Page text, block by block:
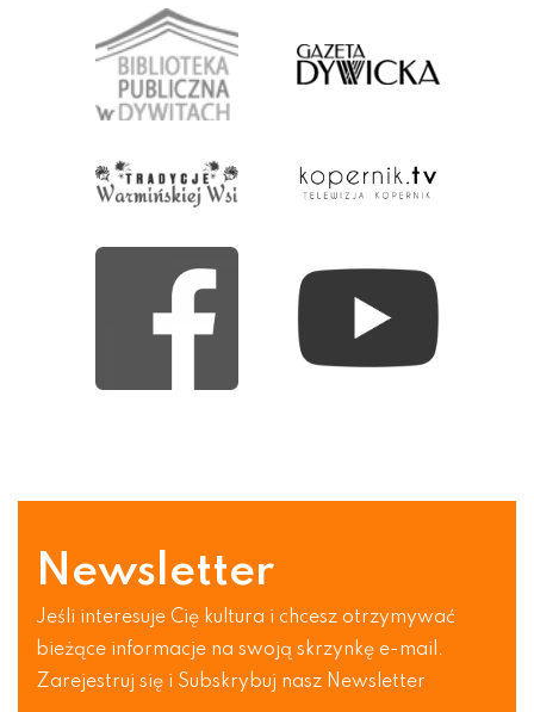
Newsletter
Jeśli interesuje Cię kultura i chcesz otrzymywać
bieżące informacje na swoją skrzynkę e-mail.
Zarejestruj się i Subskrybuj nasz Newsletter